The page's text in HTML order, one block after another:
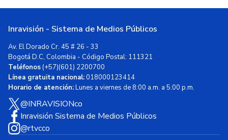
Inravisión - Sistema de Medios Públicos
Av. El Dorado Cr. 45 # 26 - 33
Bogotá D.C, Colombia - Código Postal: 111321
Teléfonos(+57)(601) 2200700
Línea gratuita nacional:018000123414
Horario de atención:Lunes a viernes de 8:00 a.m. a 5:00 p.m.
@INRAVISIONco
Inravisión Sistema de Medios Públicos
@rtvcco